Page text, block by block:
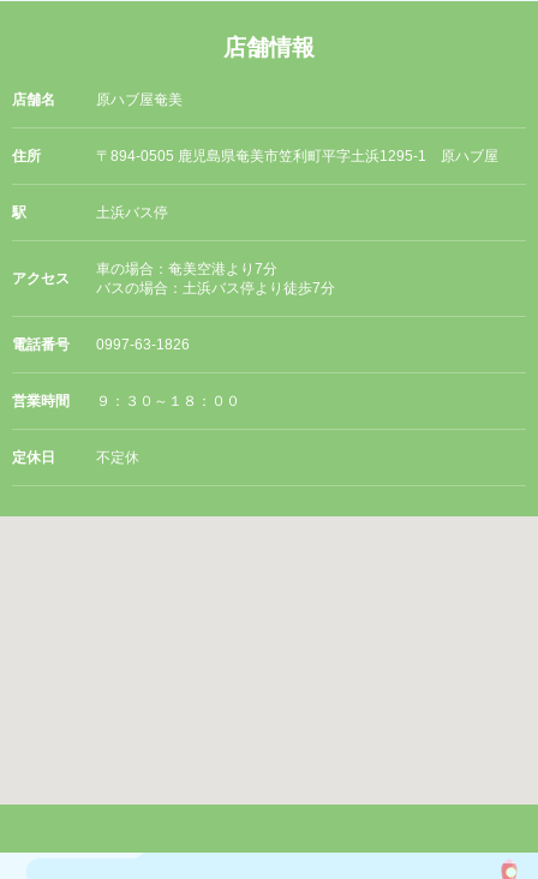
店舗情報
店舗名 原ハブ屋奄美
住所 〒894-0505 鹿児島県奄美市笠利町平字土浜1295-1 原ハブ屋
駅 土浜バス停
アクセス
車の場合：奄美空港より7分
バスの場合：土浜バス停より徒歩7分
電話番号 0997-63-1826
営業時間 ９：３０～１８：００
定休日 不定休